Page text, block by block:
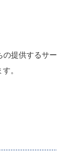
の提供するサー
。